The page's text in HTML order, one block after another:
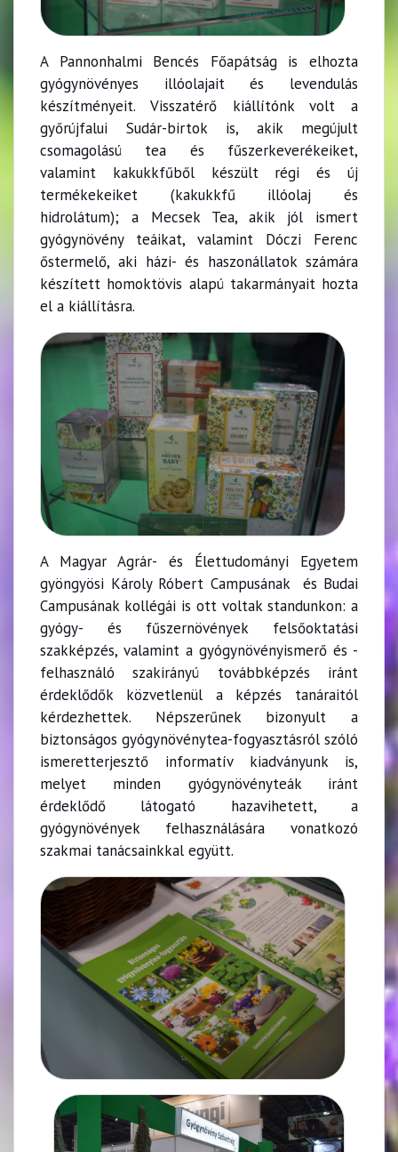
A Pannonhalmi Bencés Főapátság is elhozta
gyógynövényes illóolajait és levendulás
készítményeit. Visszatérő kiállítónk volt a
győrújfalui Sudár-birtok is, akik megújult
csomagolású tea és fűszerkeverékeiket,
valamint kakukkfűből készült régi és új
termékekeiket (kakukkfű illóolaj és
hidrolátum); a Mecsek Tea, akik jól ismert
gyógynövény teáikat, valamint Dóczi Ferenc
őstermelő, aki házi- és haszonállatok számára
készített homoktövis alapú takarmányait hozta
el a kiállításra.
A Magyar Agrár- és Élettudományi Egyetem
gyöngyösi Károly Róbert Campusának és Budai
Campusának kollégái is ott voltak standunkon: a
gyógy- és fűszernövények felsőoktatási
szakképzés, valamint a gyógynövényismerő és -
felhasználó szakirányú továbbképzés iránt
érdeklődők közvetlenül a képzés tanáraitól
kérdezhettek. Népszerűnek bizonyult a
biztonságos gyógynövénytea-fogyasztásról szóló
ismeretterjesztő informatív kiadványunk is,
melyet minden gyógynövényteák iránt
érdeklődő látogató hazavihetett, a
gyógynövények felhasználására vonatkozó
szakmai tanácsainkkal együtt.